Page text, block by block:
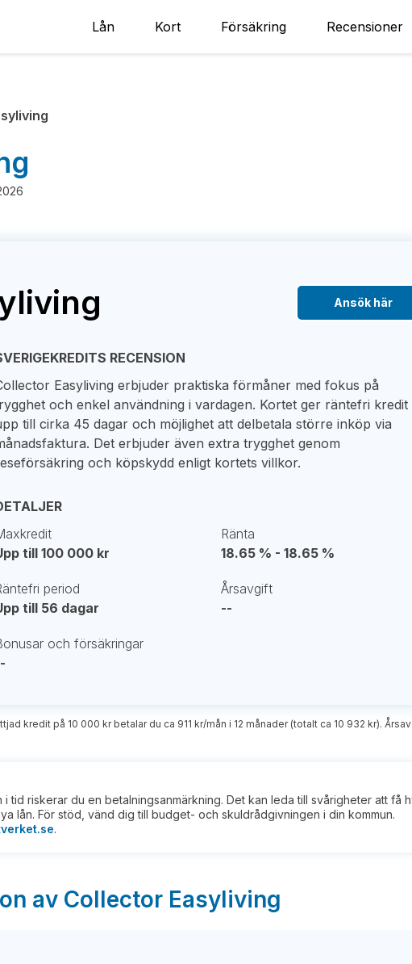
Lån Kort Försäkring Recensioner
Ansök här
RECENSION
Easyliving erbjuder praktiska förmåner med fokus på
och enkel användning i vardagen. Kortet ger räntefri kredit
till cirka 45 dagar och möjlighet att delbetala större inköp via
Det erbjuder även extra trygghet genom
och köpskydd enligt kortets villkor.
till 100 000 kr
Ränta
18.65 % - 18.65 %
period
till 56 dagar
Årsavgift
--
och försäkringar
kredit på 10 000 kr betalar du ca 911 kr/mån i 12 månader (totalt ca 10 932 kr).
tid riskerar du en betalningsanmärkning. Det kan leda till svårigheter att få
lån. För stöd, vänd dig till budget- och skuldrådgivningen i din kommun.
.
av Collector Easyliving